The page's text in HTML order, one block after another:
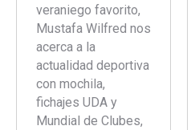
veraniego favorito,
Mustafa Wilfred nos
acerca a la
actualidad deportiva
con mochila,
fichajes UDA y
Mundial de Clubes,